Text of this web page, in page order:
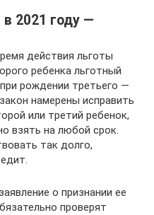
2021 году —
действия льготы
ребенка льготный
рождении третьего —
намерены исправить
или третий ребенок,
взять на любой срок.
так долго,
о признании ее
проверят